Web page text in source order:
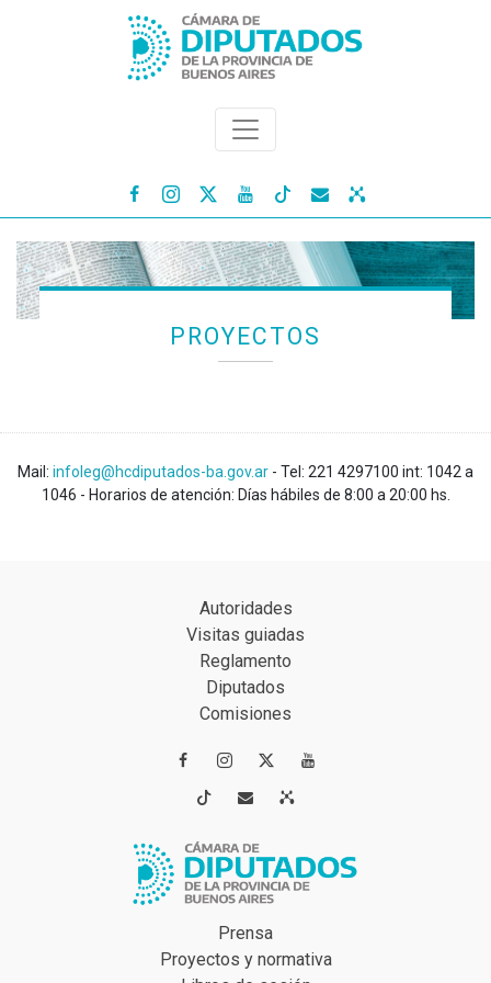
   
PROYECTOS
Mail: infoleg@hcdiputados-ba.gov.ar - Tel: 221 4297100 int: 1042 a
1046 - Horarios de atención: Días hábiles de 8:00 a 20:00 hs.
Autoridades
Visitas guiadas
Reglamento
Diputados
Comisiones
 
 
Prensa
Proyectos y normativa